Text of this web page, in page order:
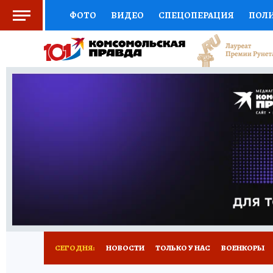
ФОТО ВИДЕО СПЕЦОПЕРАЦИЯ
СОЦПОДДЕРЖКА НАУКА СПЕЦПРОЕКТЫ
НАЦИОНАЛЬНЫЕ ПРОЕКТЫ РОССИИ
ПУТЕВОДИТЕЛЬ
НОВОЕ НА САЙТЕ
СЕГОДНЯ: НОВОСТИ ТОЛЬКО У НАС ВОЕНКОРЫ